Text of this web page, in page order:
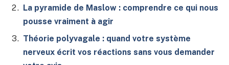
La pyramide de Maslow : comprendre ce qui nous
pousse vraiment à agir
Théorie polyvagale : quand votre système
nerveux écrit vos réactions sans vous demander